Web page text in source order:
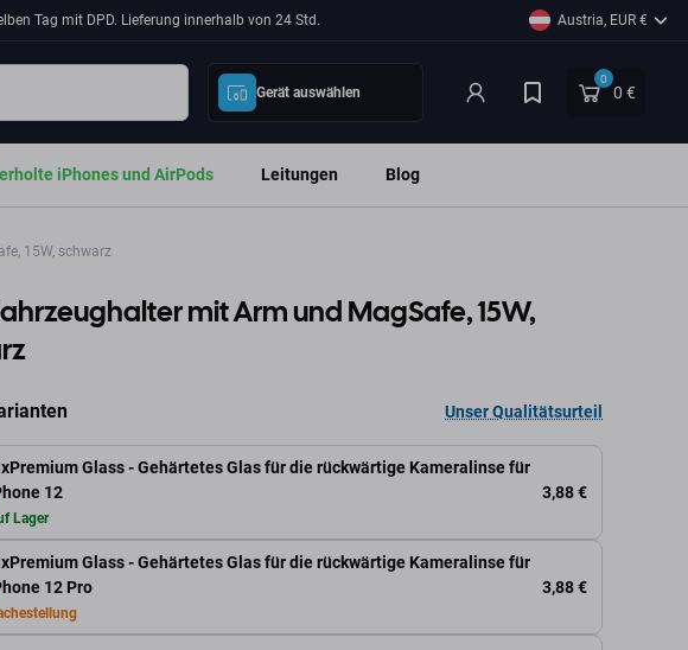
Tag mit DPD. Lieferung innerhalb von 24 Std. Austria, EUR €
Gerät auswählen
0
0 €
iPhones und AirPods Leitungen Blog
15W, schwarz
mit Arm und MagSafe, 15W,
Unser Qualitätsurteil
Glass - Gehärtetes Glas für die rückwärtige Kameralinse für
12
Lager
3,88 €
Glass - Gehärtetes Glas für die rückwärtige Kameralinse für
12 Pro
3,88 €